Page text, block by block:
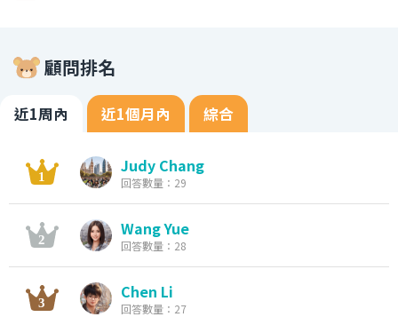
顧問排名
近1周內 近1個月內 綜合
Judy Chang
回答數量：29
Wang Yue
回答數量：28
Chen Li
回答數量：27